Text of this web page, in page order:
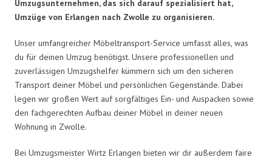
Umzugsunternehmen, das sich darauf spezialisiert hat,
Umzüge von Erlangen nach Zwolle zu organisieren.
Unser umfangreicher Möbeltransport-Service umfasst alles, was
du für deinen Umzug benötigst. Unsere professionellen und
zuverlässigen Umzugshelfer kümmern sich um den sicheren
Transport deiner Möbel und persönlichen Gegenstände. Dabei
legen wir großen Wert auf sorgfältiges Ein- und Auspacken sowie
den fachgerechten Aufbau deiner Möbel in deiner neuen
Wohnung in Zwolle.
Bei Umzugsmeister Wirtz Erlangen bieten wir dir außerdem faire